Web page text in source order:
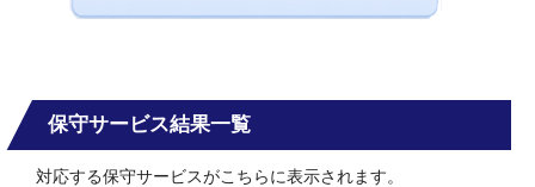
保守サービス結果一覧
対応する保守サービスがこちらに表示されます。